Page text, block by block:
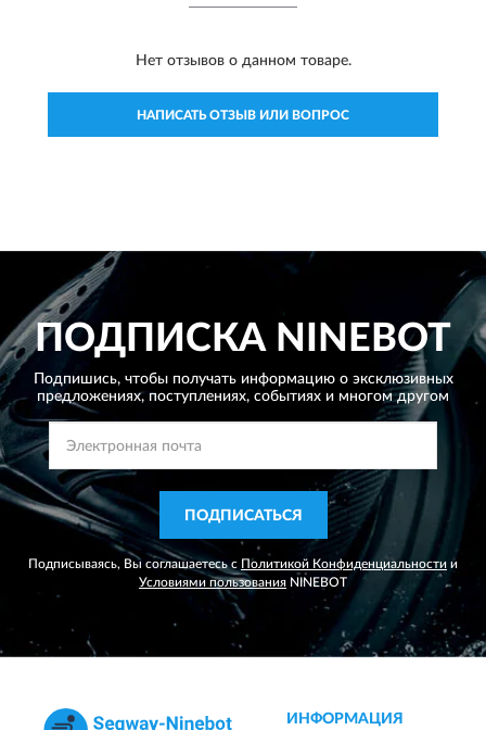
Нет отзывов о данном товаре.
НАПИСАТЬ ОТЗЫВ ИЛИ ВОПРОС
ПОДПИСКА NINEBOT
Подпишись, чтобы получать информацию о эксклюзивных
предложениях, поступлениях, событиях и многом другом
ПОДПИСАТЬСЯ
Подписываясь, Вы соглашаетесь с Политикой Конфиденциальности и
Условиями пользования NINEBOT
ИНФОРМАЦИЯ